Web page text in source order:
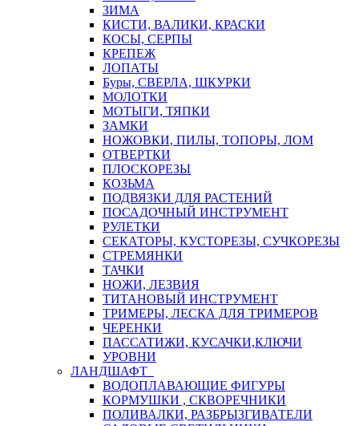
ЗИМА
КИСТИ, ВАЛИКИ, КРАСКИ
КОСЫ, СЕРПЫ
КРЕПЕЖ
ЛОПАТЫ
Буры, СВЕРЛА, ШКУРКИ
МОЛОТКИ
МОТЫГИ, ТЯПКИ
ЗАМКИ
НОЖОВКИ, ПИЛЫ, ТОПОРЫ, ЛОМ
ОТВЕРТКИ
ПЛОСКОРЕЗЫ
КОЗЬМА
ПОДВЯЗКИ ДЛЯ РАСТЕНИЙ
ПОСАДОЧНЫЙ ИНСТРУМЕНТ
РУЛЕТКИ
СЕКАТОРЫ, КУСТОРЕЗЫ, СУЧКОРЕЗЫ
СТРЕМЯНКИ
ТАЧКИ
НОЖИ, ЛЕЗВИЯ
ТИТАНОВЫЙ ИНСТРУМЕНТ
ТРИМЕРЫ, ЛЕСКА ДЛЯ ТРИМЕРОВ
ЧЕРЕНКИ
ПАССАТИЖИ, КУСАЧКИ,КЛЮЧИ
УРОВНИ
ЛАНДШАФТ
ВОДОПЛАВАЮЩИЕ ФИГУРЫ
КОРМУШКИ , СКВОРЕЧНИКИ
ПОЛИВАЛКИ, РАЗБРЫЗГИВАТЕЛИ